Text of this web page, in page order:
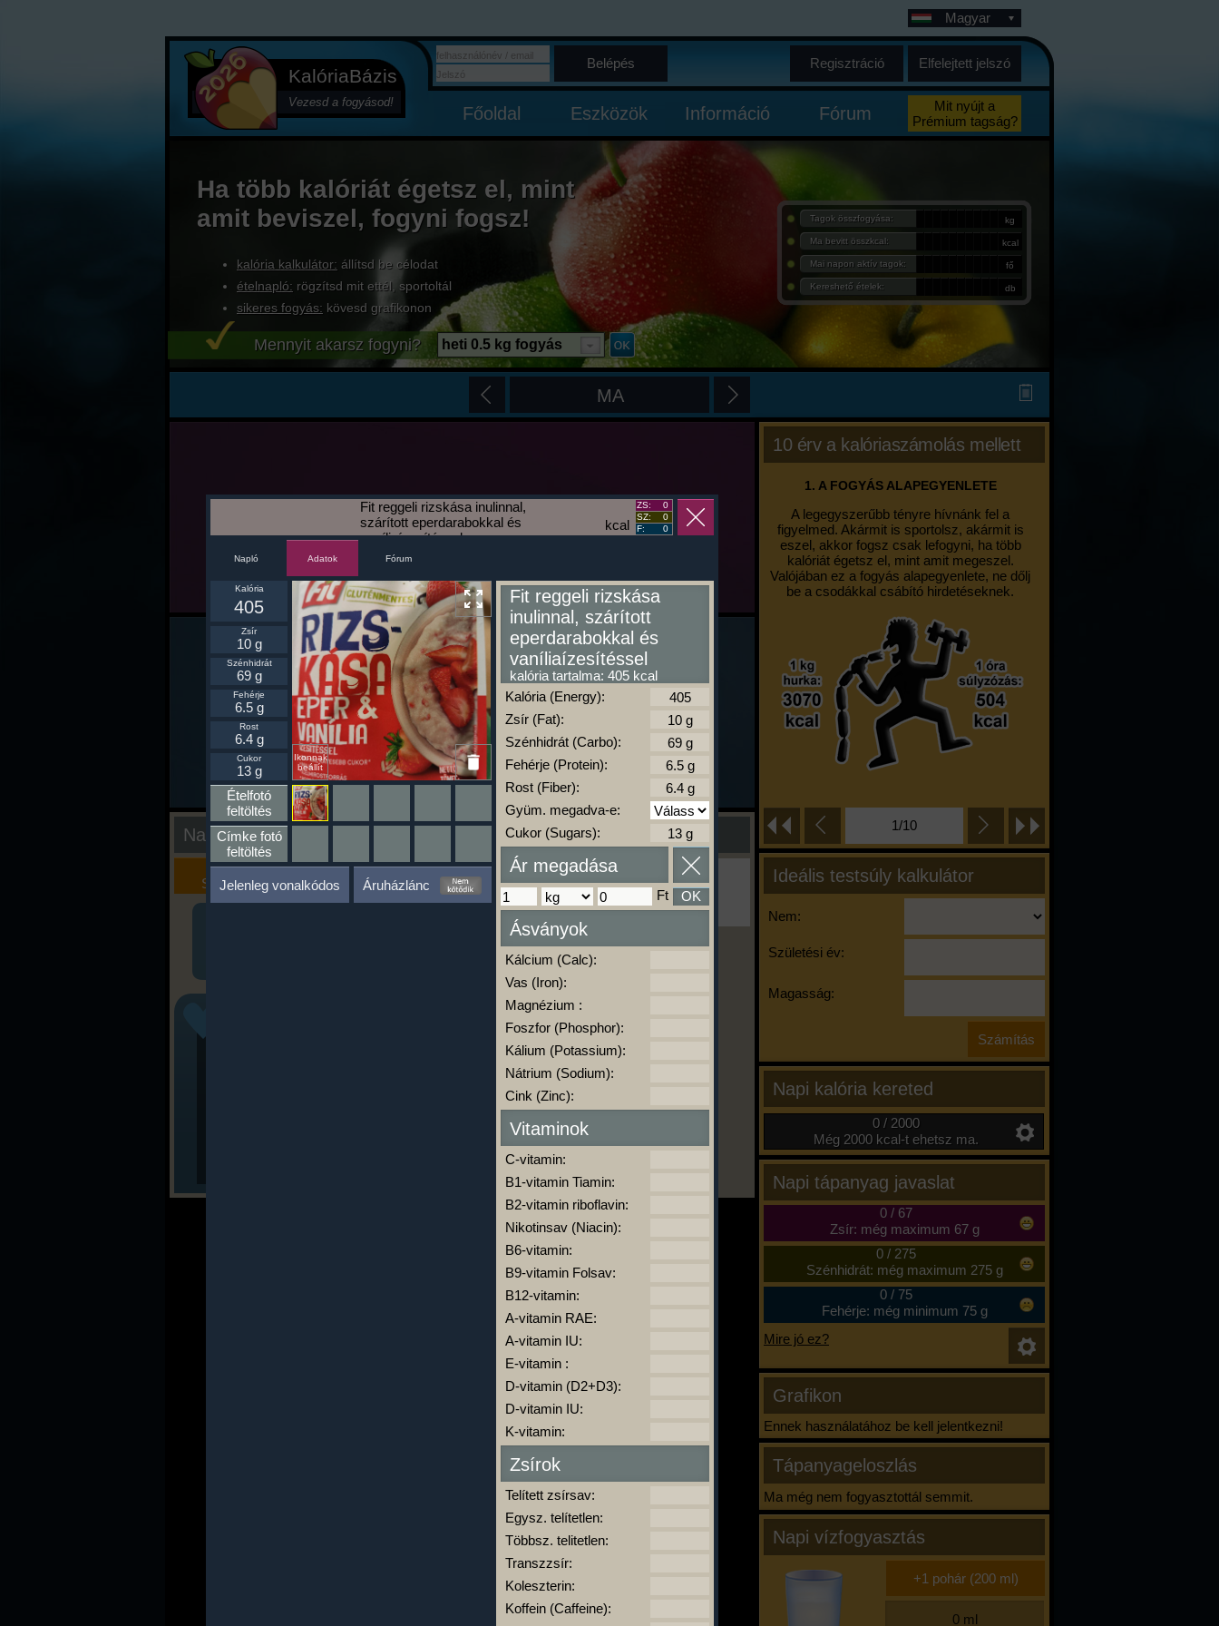
KalóriaBázis
Vezesd a fogyásod!
Magyar
Belépés Regisztráció Elfelejtett jelszó
Főoldal Eszközök Információ Fórum
Mit nyújt a
Prémium tagság?
Ha több kalóriát égetsz el, mint
amit beviszel, fogyni fogsz!
kalória kalkulátor: állítsd be célodat
ételnapló: rögzítsd mit ettél, sportoltál
sikeres fogyás: kövesd grafikonon
Tagok összfogyása: kg
Ma bevitt összkcal: kcal
Mai napon aktív tagok: fő
Kereshető ételek: db
Mennyit akarsz fogyni? heti 0.5 kg fogyás
MA
10 érv a kalóriaszámolás mellett
1. A FOGYÁS ALAPEGYENLETE
A legegyszerűbb tényre hívnánk fel a
figyelmed. Akármit is sportolsz, akármit is
eszel, akkor fogsz csak lefogyni, ha több
kalóriát égetsz el, mint amit megeszel.
Valójában ez a fogyás alapegyenlete, ne dőlj
be a csodákkal csábító hirdetéseknek.
1/10
Ideális testsúly kalkulátor
Nem:
Születési év:
Magasság:
Napi kalória kereted
0 / 2000
Még 2000 kcal-t ehetsz ma.
Napi tápanyag javaslat
0/ 67
Zsír: még maximum 67 g
0/ 275
Szénhidrát: még maximum 275 g
0/ 75
Fehérje: még minimum 75 g
Mire jó ez?
Grafikon
Ennek használatához be kell jelentkezni!
Tápanyageloszlás
Ma még nem fogyasztottál semmit.
Napi vízfogyasztás
Nap kiértékelése
Kalória
Szimulátor
Szöveges
Értékelés
Ha ma már nem eszel/sportolsz többet,
kattints a kiértékelésre!
A Kalória Szimulátor Prémium funkció.
kalóriabázis.hu
kcal
Fit reggeli rizskása inulinnal,
szárított eperdarabokkal és
vaníliaízesítéssel
ZS:
0
SZ:
0
F:
0
Napló Adatok Fórum
Ikonnak
beállít
Kalória
405
Zsír
10 g
Szénhidrát
69 g
Fehérje
6.5 g
Rost
6.4 g
Cukor
13 g
Ételfotó
feltöltés
Címke fotó
feltöltés
Jelenleg vonalkódos Áruházlánc
Fit reggeli rizskása
inulinnal, szárított
eperdarabokkal és
vaníliaízesítéssel
kalória tartalma: 405 kcal
Kalória (Energy):
Zsír (Fat):
Szénhidrát (Carbo):
Fehérje (Protein):
Rost (Fiber):
Gyüm. megadva-e:
Cukor (Sugars):
Ár megadása
Ft OK
Ásványok
Kálcium (Calc):
Vas (Iron):
Magnézium :
Foszfor (Phosphor):
Kálium (Potassium):
Nátrium (Sodium):
Cink (Zinc):
Vitaminok
C-vitamin:
B1-vitamin Tiamin:
B2-vitamin riboflavin:
Nikotinsav (Niacin):
B6-vitamin:
B9-vitamin Folsav:
B12-vitamin:
A-vitamin RAE:
A-vitamin IU:
E-vitamin :
D-vitamin (D2+D3):
D-vitamin IU:
K-vitamin:
Zsírok
Telített zsírsav:
Egysz. telítetlen:
Többsz. telitetlen:
Transzzsír:
Koleszterin:
Koffein (Caffeine):